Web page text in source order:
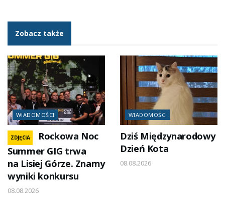
Zobacz także
WIADOMOŚCI
ZDJĘCIA
Rockowa Noc
Summer GIG trwa
na Lisiej Górze. Znamy
wyniki konkursu
08.08.2026
WIADOMOŚCI
Dziś Międzynarodowy
Dzień Kota
08.08.2026